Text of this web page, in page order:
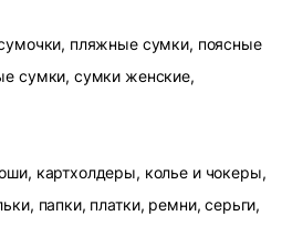
пляжные сумки, поясные
сумки, сумки женские,
картхолдеры, колье и чокеры,
папки, платки, ремни, серьги,